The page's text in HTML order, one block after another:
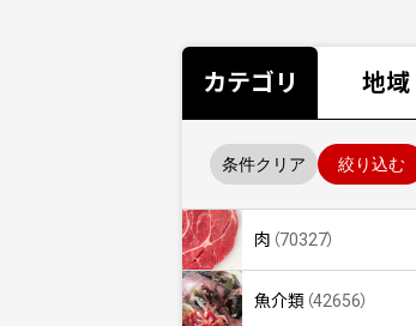
カテゴリ 地域
条件クリア 絞り込む
肉 （70327）
魚介類 （42656）